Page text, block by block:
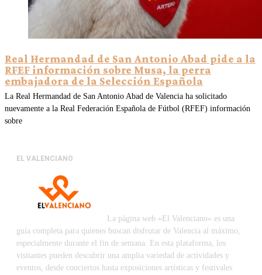
Real Hermandad de San Antonio Abad pide a la
RFEF información sobre Musa, la perra
embajadora de la Selección Española
La Real Hermandad de San Antonio Abad de Valencia ha solicitado
nuevamente a la Real Federación Española de Fútbol (RFEF) información
sobre
EL VALENCIANO
La página web «El Valenciano» es una
guía completa para quienes buscan disfrutar de Valencia al máximo,
especialmente durante el fin de semana. En esta plataforma, los
visitantes pueden descubrir una amplia variedad de actividades y
eventos, desde conciertos hasta exposiciones artísticas y festivales